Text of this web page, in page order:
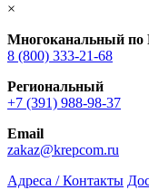
×
Многоканальный
8 (800) 333‑21-68
Региональный
+7 (391) 988-98-37
Email
zakaz@krepcom.ru
Адреса / Контакты